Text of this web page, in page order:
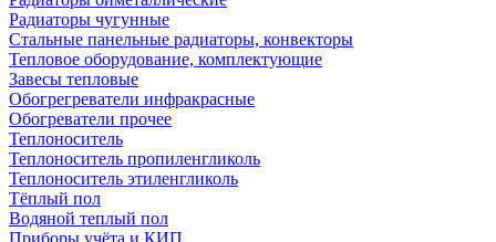
Радиаторы чугунные
Стальные панельные радиаторы, конвекторы
Тепловое оборудование, комплектующие
Завесы тепловые
Обогрегреватели инфракрасные
Обогреватели прочее
Теплоноситель
Теплоноситель пропиленгликоль
Теплоноситель этиленгликоль
Тёплый пол
Водяной теплый пол
Приборы учёта и КИП